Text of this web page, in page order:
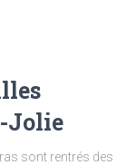
Jolie
sont rentrés des